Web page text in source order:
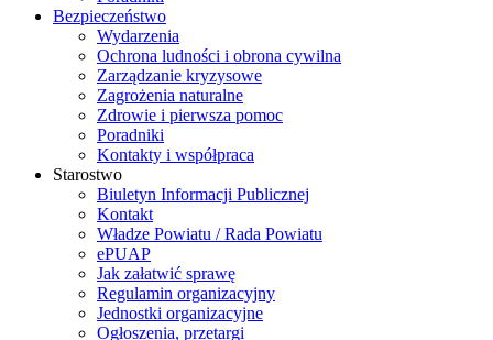
Bezpieczeństwo
Wydarzenia
Ochrona ludności i obrona cywilna
Zarządzanie kryzysowe
Zagrożenia naturalne
Zdrowie i pierwsza pomoc
Poradniki
Kontakty i współpraca
Starostwo
Biuletyn Informacji Publicznej
Kontakt
Władze Powiatu / Rada Powiatu
ePUAP
Jak załatwić sprawę
Regulamin organizacyjny
Jednostki organizacyjne
Ogłoszenia, przetargi